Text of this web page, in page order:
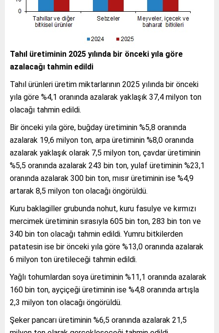
Tahıl üretiminin 2025 yılında bir önceki yıla göre
azalacağı tahmin edildi
Tahıl ürünleri üretim miktarlarının 2025 yılında bir önceki
yıla göre %4,1 oranında azalarak yaklaşık 37,4 milyon ton
olacağı tahmin edildi.
Bir önceki yıla göre, buğday üretiminin %5,8 oranında
azalarak 19,6 milyon ton, arpa üretiminin %8,0 oranında
azalarak yaklaşık olarak 7,5 milyon ton, çavdar üretiminin
%5,5 oranında azalarak 243 bin ton, yulaf üretiminin %23,1
oranında azalarak 300 bin ton, mısır üretiminin ise %4,9
artarak 8,5 milyon ton olacağı öngörüldü.
Kuru baklagiller grubunda nohut, kuru fasulye ve kırmızı
mercimek üretiminin sırasıyla 605 bin ton, 283 bin ton ve
340 bin ton olacağı tahmin edildi. Yumru bitkilerden
patatesin ise bir önceki yıla göre %13,0 oranında azalarak
6 milyon ton üretileceği tahmin edildi.
Yağlı tohumlardan soya üretiminin %11,1 oranında azalarak
160 bin ton, ayçiçeği üretiminin ise %4,8 oranında artışla
2,3 milyon ton olacağı öngörüldü.
Şeker pancarı üretiminin %6,5 oranında azalarak 21,5